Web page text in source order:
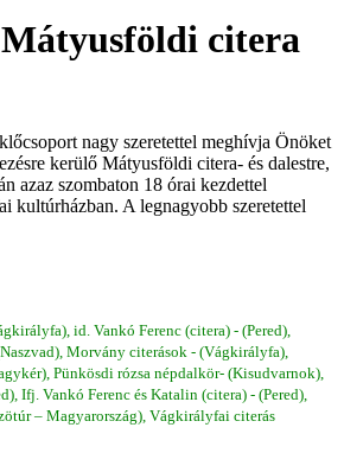
citera
nagy szeretettel meghívja Önöket
kerülő Mátyusföldi citera- és dalestre,
azaz szombaton 18 órai kezdettel
kultúrházban. A legnagyobb szeretettel
id. Vankó Ferenc (citera) - (Pered),
Morvány citerások - (Vágkirályfa),
Pünkösdi rózsa népdalkör- (Kisudvarnok),
Ifj. Vankó Ferenc és Katalin (citera) - (Pered),
– Magyarország), Vágkirályfai citerás